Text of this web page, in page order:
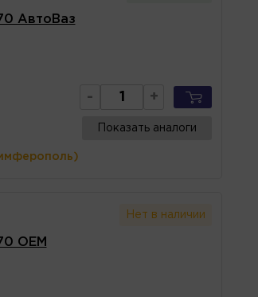
АвтоВаз
- +
Показать аналоги
Нет в наличии
OEM